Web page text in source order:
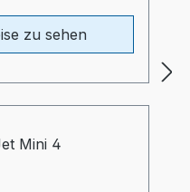
optimal
im
am
zu sehen